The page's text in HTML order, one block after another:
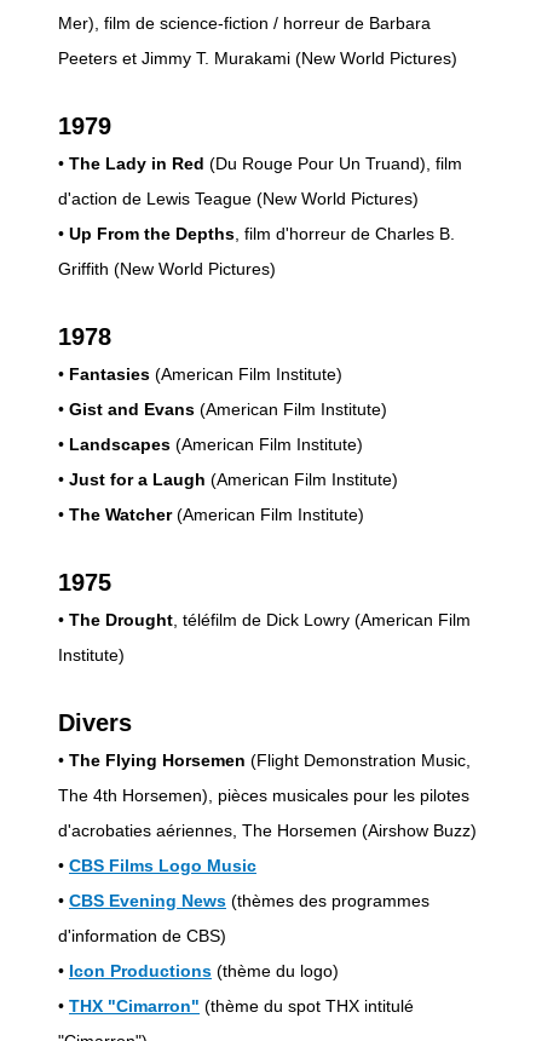
Mer), film de science-fiction / horreur de Barbara
Peeters et Jimmy T. Murakami (New World Pictures)
1979
• The Lady in Red (Du Rouge Pour Un Truand), film
d'action de Lewis Teague (New World Pictures)
• Up From the Depths , film d'horreur de Charles B.
Griffith (New World Pictures)
1978
• Fantasies (American Film Institute)
• Gist and Evans (American Film Institute)
• Landscapes (American Film Institute)
• Just for a Laugh (American Film Institute)
• The Watcher(American Film Institute)
1975
• The Drought , téléfilm de Dick Lowry (American Film
Institute)
Divers
• The Flying Horsemen (Flight Demonstration Music,
The 4th Horsemen), pièces musicales pour les pilotes
d'acrobaties aériennes, The Horsemen (Airshow Buzz)
• CBS Films Logo Music
• CBS Evening News (thèmes des programmes
d'information de CBS)
• Icon Productions (thème du logo)
• THX "Cimarron" (thème du spot THX intitulé